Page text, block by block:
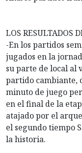
LOS RESULTADOS
-En los partidos
jugados en la
su parte de local al
partido cambiante,
minuto de juego
en el final de la
atajado por el
el segundo tiempo
la historia.